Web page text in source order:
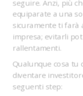
seguire. Anzi, più
equiparate a una
sicuramente ti farà
impresa; evitarli
rallentamenti.
Qualunque cosa tu
diventare
seguenti step: